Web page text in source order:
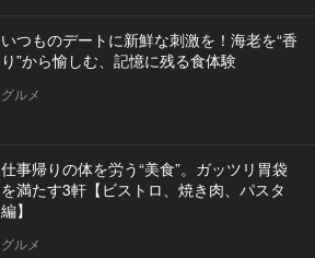
いつものデートに新鮮な刺激を！海老を“香
り”から愉しむ、記憶に残る食体験
グルメ
仕事帰りの体を労う“美食”。ガッツリ胃袋
を満たす3軒【ビストロ、焼き肉、パスタ
編】
グルメ